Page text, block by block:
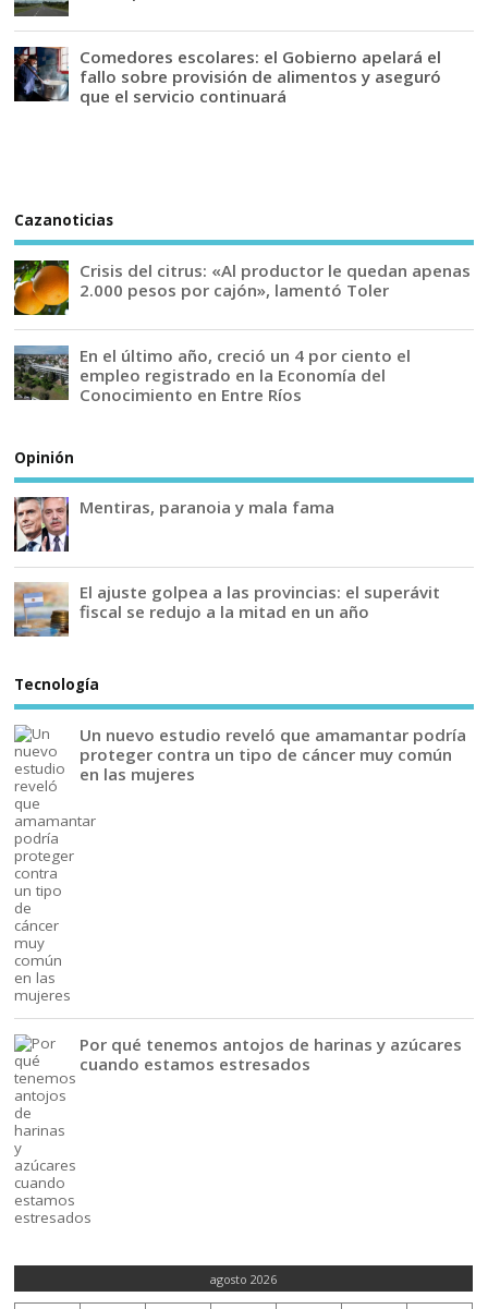
Comedores escolares: el Gobierno apelará el
fallo sobre provisión de alimentos y aseguró
que el servicio continuará
Cazanoticias
Crisis del citrus: «Al productor le quedan apenas
2.000 pesos por cajón», lamentó Toler
En el último año, creció un 4 por ciento el
empleo registrado en la Economía del
Conocimiento en Entre Ríos
Opinión
Mentiras, paranoia y mala fama
El ajuste golpea a las provincias: el superávit
fiscal se redujo a la mitad en un año
Tecnología
Un nuevo estudio reveló que amamantar podría
proteger contra un tipo de cáncer muy común
en las mujeres
Por qué tenemos antojos de harinas y azúcares
cuando estamos estresados
agosto 2026